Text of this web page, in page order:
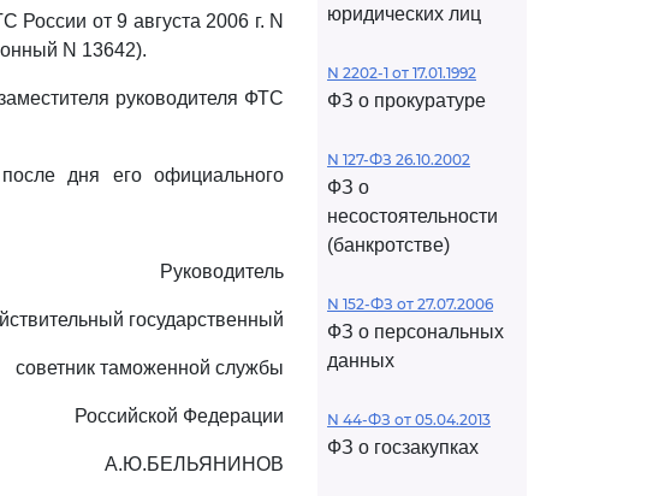
от 9 августа 2006 г. N
N 13642).
руководителя ФТС
дня его официального
Руководитель
государственный
советник таможенной службы
Российской Федерации
А.Ю.БЕЛЬЯНИНОВ
юридических лиц
N 2202-1 от 17.01.1992
ФЗ о прокуратуре
N 127-ФЗ 26.10.2002
ФЗ о
несостоятельности
(банкротстве)
N 152-ФЗ от 27.07.2006
ФЗ о персональных
данных
N 44-ФЗ от 05.04.2013
ФЗ о госзакупках